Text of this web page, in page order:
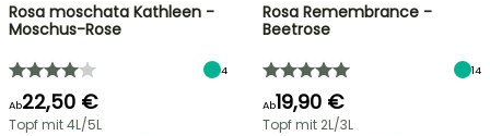
Rosa moschata Kathleen -
Moschus-Rose
4
Ab22,50 €
Topf mit 4L/5L
Rosa Remembrance -
Beetrose
14
Ab19,90 €
Topf mit 2L/3L